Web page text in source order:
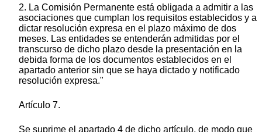
2. La Comisión Permanente está obligada a admitir a las
asociaciones que cumplan los requisitos establecidos y a
dictar resolución expresa en el plazo máximo de dos
meses. Las entidades se entenderán admitidas por el
transcurso de dicho plazo desde la presentación en la
debida forma de los documentos establecidos en el
apartado anterior sin que se haya dictado y notificado
resolución expresa."
Artículo 7.
Se suprime el apartado 4 de dicho artículo, de modo que